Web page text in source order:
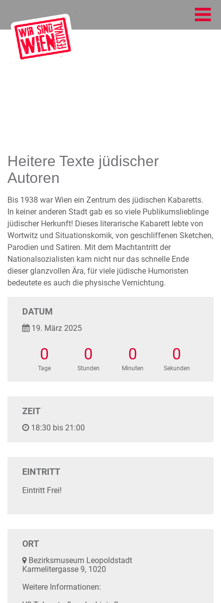
Heitere Texte jüdischer
Autoren
Bis 1938 war Wien ein Zentrum des jüdischen Kabaretts.
In keiner anderen Stadt gab es so viele Publikumslieblinge
jüdischer Herkunft! Dieses literarische Kabarett lebte von
Wortwitz und Situationskomik, von geschliffenen Sketchen,
Parodien und Satiren. Mit dem Machtantritt der
Nationalsozialisten kam nicht nur das schnelle Ende
dieser glanzvollen Ära, für viele jüdische Humoristen
bedeutete es auch die physische Vernichtung.
DATUM
19. März 2025
0
Tage
0
Stunden
0
Minuten
0
Sekunden
ZEIT
18:30 bis 21:00
EINTRITT
Eintritt Frei!
ORT
Bezirksmuseum Leopoldstadt
Karmelitergasse 9, 1020
Weitere Informationen: